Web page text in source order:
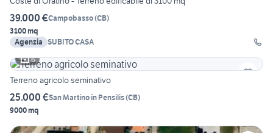
39.000 €Campobasso(CB)
3100 mq
Agenzia SUBITO CASA
6
Terreno agricolo seminativo
25.000 €San Martino in Pensilis(CB)
9000 mq